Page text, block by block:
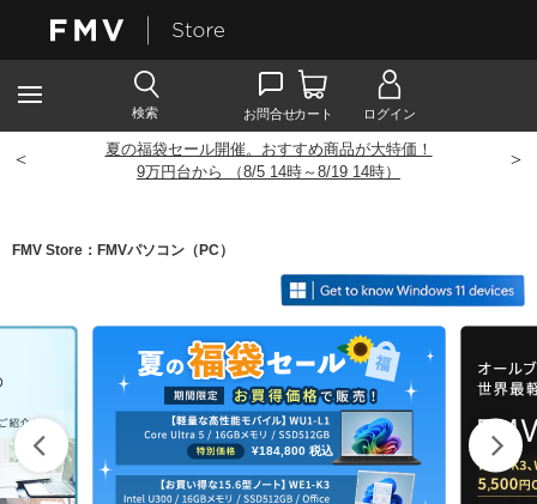
夏の福袋セール開催。おすすめ商品が大特価！
9万円台から （8/5 14時～8/19 14時）
< >
FMV Store：FMVパソコン（PC）
¥184,800 税込